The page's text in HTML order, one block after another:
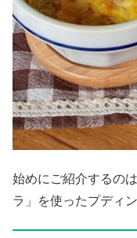
始めにご紹介するの
ラ」を使ったプディ